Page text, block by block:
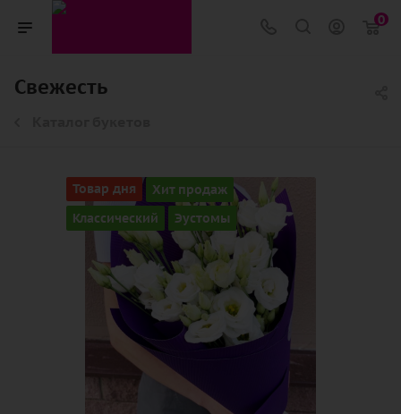
0
Свежесть
Товар дня
Хит продаж
Классический
Эустомы